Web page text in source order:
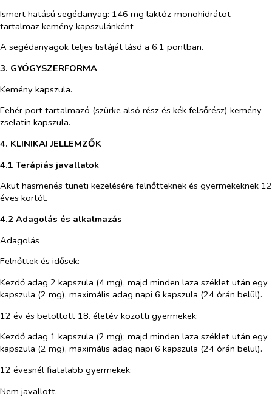
Ismert hatású segédanyag: 146 mg laktóz-monohidrátot
tartalmaz kemény kapszulánként
A segédanyagok teljes listáját lásd a 6.1 pontban.
3. GYÓGYSZERFORMA
Kemény kapszula.
Fehér port tartalmazó (szürke alsó rész és kék felsőrész) kemény
zselatin kapszula.
4. KLINIKAI JELLEMZŐK
4.1 Terápiás javallatok
Akut hasmenés tüneti kezelésére felnőtteknek és gyermekeknek 12
éves kortól.
4.2 Adagolás és alkalmazás
Adagolás
Felnőttek és idősek:
Kezdő adag 2 kapszula (4 mg), majd minden laza széklet után egy
kapszula (2 mg), maximális adag napi 6 kapszula (24 órán belül).
12 év és betöltött 18. életév közötti gyermekek:
Kezdő adag 1 kapszula (2 mg); majd minden laza széklet után egy
kapszula (2 mg), maximális adag napi 6 kapszula (24 órán belül).
12 évesnél fiatalabb gyermekek:
Nem javallott.